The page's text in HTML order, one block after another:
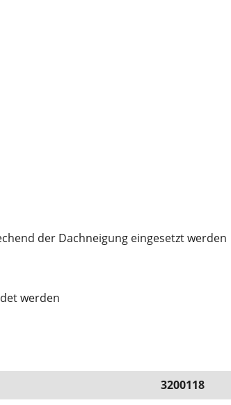
der Dachneigung eingesetzt werden
werden
3200118